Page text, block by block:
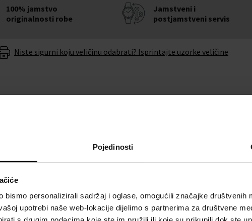
Pojedinosti
bismo personalizirali sadržaj i oglase, omogućili značajke društvenih
upotrebi naše web-lokacije dijelimo s partnerima za društvene
100% jamstvo
originalnosti robe
Jamstveni i
postjamstveni servis
Niste sigurni koju veličinu odabrati? Isprintajte uzorke veličine
Automatic 42mm
kvalitetnu izradu iz
baterije u roku od 6